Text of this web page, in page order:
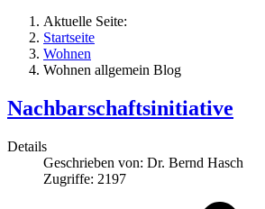
Aktuelle Seite:
Startseite
Wohnen
Wohnen allgemein Blog
Nachbarschaftsinitiative
Details
Geschrieben von: Dr. Bernd Hasch
Zugriffe: 2197